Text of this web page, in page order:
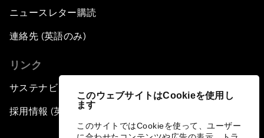
このウェブサイトはCookieを使用し
ます
このサイトではCookieを使って、ユーザー
ニュースレター購読
連絡先 (英語のみ)
リンク
サステナビリティへの取り組み
採用情報 (英語のみ)